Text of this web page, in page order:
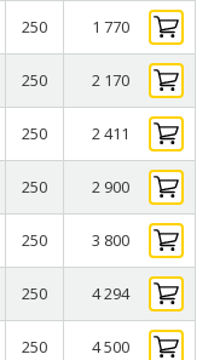
250 1 770
250 2 170
250 2 411
250 2 900
250 3 800
250 4 294
250 4 500